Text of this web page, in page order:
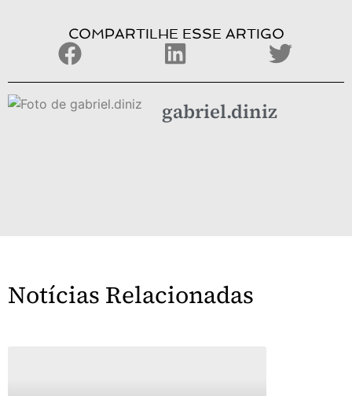
COMPARTILHE ESSE ARTIGO
gabriel.diniz
Notícias Relacionadas